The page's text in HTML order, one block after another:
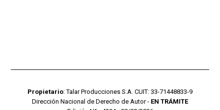
Propietario: Talar Producciones S.A. CUIT: 33-71448833-9
Dirección Nacional de Derecho de Autor - EN TRÁMITE